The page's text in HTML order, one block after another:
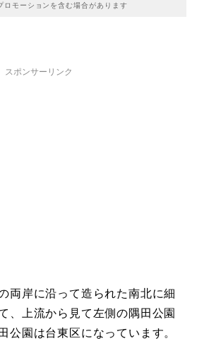
ロモーションを含む場合があります
スポンサーリンク
両岸に沿って造られた南北に細
、上流から見て左側の隅田公園
公園は台東区になっています。